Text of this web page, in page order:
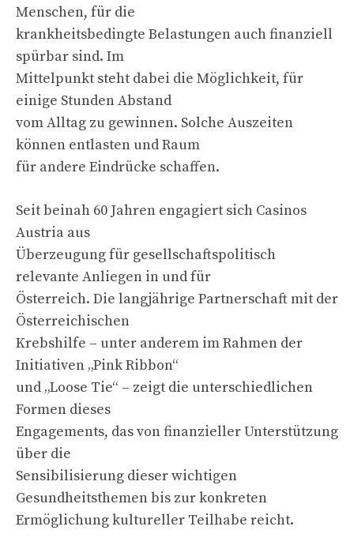
Menschen, für die
krankheitsbedingte Belastungen auch finanziell
spürbar sind. Im
Mittelpunkt steht dabei die Möglichkeit, für
einige Stunden Abstand
vom Alltag zu gewinnen. Solche Auszeiten
können entlasten und Raum
für andere Eindrücke schaffen.
Seit beinah 60 Jahren engagiert sich Casinos
Austria aus
Überzeugung für gesellschaftspolitisch
relevante Anliegen in und für
Österreich. Die langjährige Partnerschaft mit der
Österreichischen
Krebshilfe – unter anderem im Rahmen der
Initiativen „Pink Ribbon“
und „Loose Tie“ – zeigt die unterschiedlichen
Formen dieses
Engagements, das von finanzieller Unterstützung
über die
Sensibilisierung dieser wichtigen
Gesundheitsthemen bis zur konkreten
Ermöglichung kultureller Teilhabe reicht.